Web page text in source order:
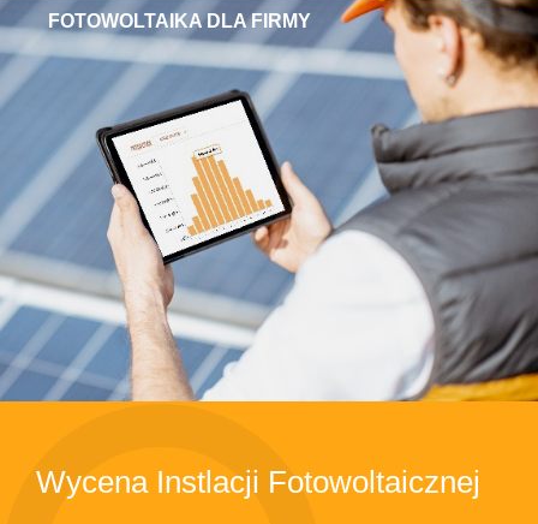
Wycena Instlacji Fotowoltaicznej
FOTOWOLTAIKA DLA FIRMY